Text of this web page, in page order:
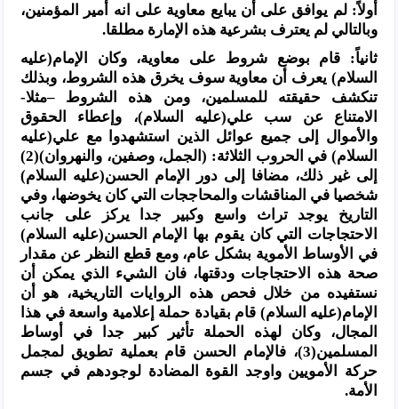
أولاً: لم يوافق على أن يبايع معاوية على انه أمير المؤمنين،
وبالتالي لم يعترف بشرعية هذه الإمارة مطلقا.
ثانياً: قام بوضع شروط على معاوية، وكان الإمام(عليه
السلام) يعرف أن معاوية سوف يخرق هذه الشروط، وبذلك
تنكشف حقيقته للمسلمين، ومن هذه الشروط –مثلا-
الامتناع عن سب علي(عليه السلام)، وإعطاء الحقوق
والأموال إلى جميع عوائل الذين استشهدوا مع علي(عليه
السلام) في الحروب الثلاثة: (الجمل، وصفين، والنهروان)(2)
إلى غير ذلك، مضافا إلى دور الإمام الحسن(عليه السلام)
شخصيا في المناقشات والمحاججات التي كان يخوضها، وفي
التاريخ يوجد تراث واسع وكبير جدا يركز على جانب
الاحتجاجات التي كان يقوم بها الإمام الحسن(عليه السلام)
في الأوساط الأموية بشكل عام، ومع قطع النظر عن مقدار
صحة هذه الاحتجاجات ودقتها، فان الشيء الذي يمكن أن
نستفيده من خلال فحص هذه الروايات التاريخية، هو أن
الإمام(عليه السلام) قام بقيادة حملة إعلامية واسعة في هذا
المجال، وكان لهذه الحملة تأثير كبير جدا في أوساط
المسلمين(3)، فالإمام الحسن قام بعملية تطويق لمجمل
حركة الأمويين واوجد القوة المضادة لوجودهم في جسم
الأمة.